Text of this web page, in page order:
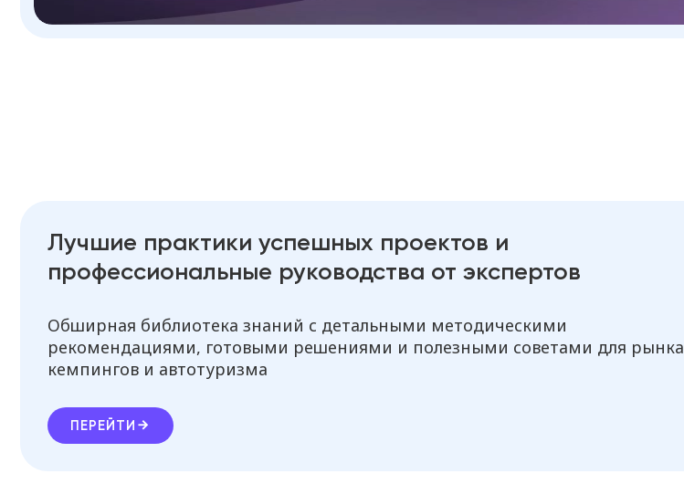
Лучшие практики успешных проектов и
профессиональные руководства от экспертов
Обширная библиотека знаний с детальными методическими
рекомендациями, готовыми решениями и полезными советами для рынка
кемпингов и автотуризма
ПЕРЕЙТИ